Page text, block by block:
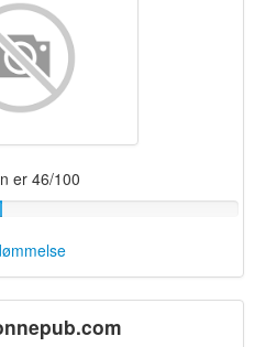
er 46/100